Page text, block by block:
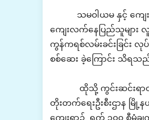
သမဝါယမ နှင့် ကျေးလ
ကျေးလက်နေပြည်သူများ
ကွန်ကရစ်လမ်းခင်းခြင်း လု
စစ်ဆေး ခဲ့ကြောင်း သိရသ
ထိုသို့ ကွင်းဆင်းရာ
တိုးတက်ရေးဦးစီးဌာန မြို့
ကျေးရွာ၌ ရက် ၁၀၀ စီမံခ